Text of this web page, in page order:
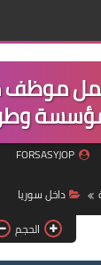
موظف
وطن
FORSASYJOP
داخل سوريا
الحجم